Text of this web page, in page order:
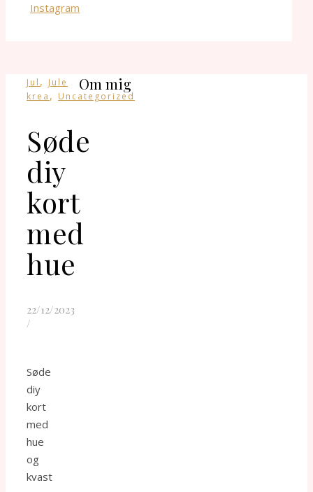
Instagram
Jul , Jule
krea , Uncategorized
Søde
diy
kort
med
hue
22/12/2023
/
Søde
diy
kort
med
hue
og
kvast
Om mig